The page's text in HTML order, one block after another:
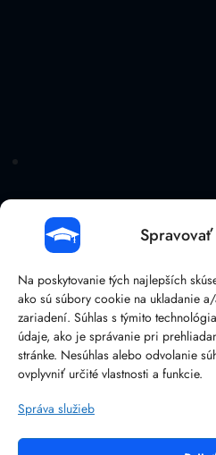
Spravovať
Na poskytovanie tých najlepších
ako sú súbory cookie na ukladanie
zariadení. Súhlas s týmito
údaje, ako je správanie pri
stránke. Nesúhlas alebo odvolanie
ovplyvniť určité vlastnosti a funkcie.
Správa služieb
041/38 107 14